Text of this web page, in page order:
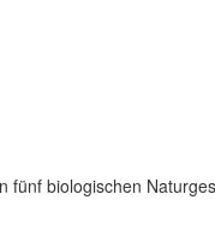
biologischen